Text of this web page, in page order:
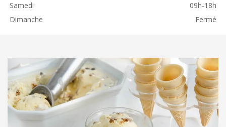
Samedi
09h-18h
Dimanche
Fermé